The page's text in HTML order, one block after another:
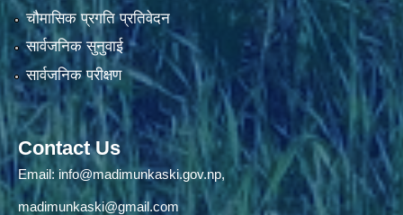
चौमासिक प्रगति प्रतिवेदन
सार्वजनिक सुनुवाई
सार्वजनिक परीक्षण
Contact Us
Email: info@madimunkaski.gov.np,
madimunkaski@gmail.com